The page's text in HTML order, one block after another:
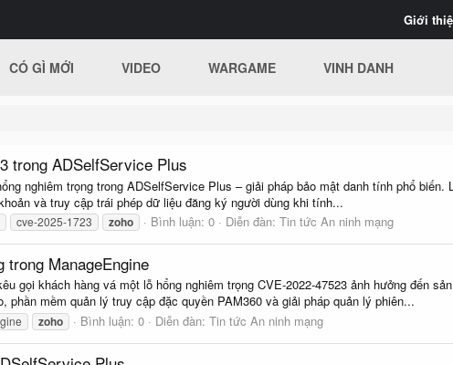
Giới
CÓ GÌ MỚI VIDEO WARGAME VINH DANH
trong ADSelfService Plus
nghiêm trọng trong ADSelfService Plus – giải pháp bảo mật danh tính phổ
và truy cập trái phép dữ liệu đăng ký người dùng khi tính...
cve-2025-1723 zoho Bình luận: 0 Diễn đàn: Tin tức An ninh mạng
ManageEngine
gọi khách hàng vá một lỗ hổng nghiêm trọng CVE-2022-47523 ảnh hưởng đến
mềm quản lý truy cập đặc quyền PAM360 và giải pháp quản lý phiên...
zoho Bình luận: 0 Diễn đàn: Tin tức An ninh mạng